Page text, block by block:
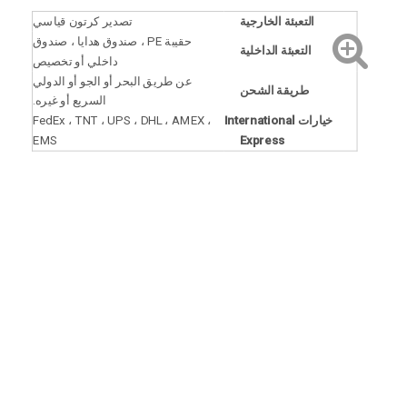
التعبئة الخارجية تصدير كرتون قياسي
التعبئة الداخلية
حقيبة PE ، صندوق هدايا ، صندوق
داخلي أو تخصيص
طريقة الشحن
عن طريق البحر أو الجو أو الدولي
السريع أو غيره.
خيارات International
Express
FedEx ، TNT ، UPS ، DHL ، AMEX ،
EMS